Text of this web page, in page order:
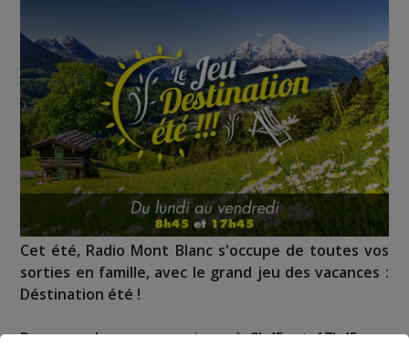
Cet été, Radio Mont Blanc s'occupe de toutes vos
sorties en famille, avec le grand jeu des vacances :
Déstination été !
Deux rendez-vous par jour, à 8h45 et 17h45 sur